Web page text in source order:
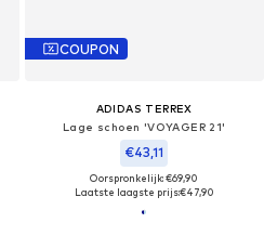
COUPON
ADIDAS TERREX
Lage schoen 'VOYAGER 21'
€43,11
Oorspronkelijk: €69,90
Laatste laagste prijs:€47,90